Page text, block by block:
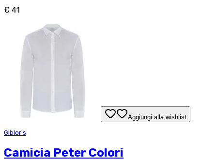
€ 41
Aggiungi alla wishlist
Giblor's
Camicia Peter Colori